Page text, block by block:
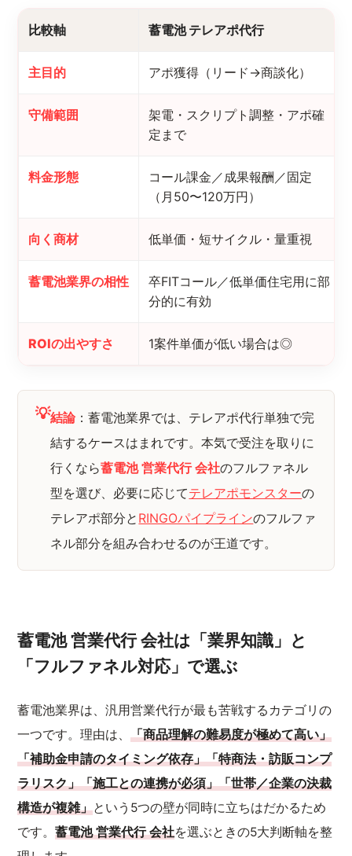
比較軸 蓄電池 テレアポ代行
主目的 アポ獲得（リード→商談化）
守備範囲
架電・スクリプト調整・アポ確
定まで
料金形態
コール課金／成果報酬／固定
（月50〜120万円）
向く商材 低単価・短サイクル・量重視
蓄電池業界の相性
卒FITコール／低単価住宅用に部
分的に有効
ROIの出やすさ 1案件単価が低い場合は◎
💡結論：蓄電池業界では、テレアポ代行単独で完
結するケースはまれです。本気で受注を取りに
行くなら蓄電池 営業代行 会社のフルファネル
型を選び、必要に応じてテレアポモンスターの
テレアポ部分と RINGOパイプラインのフルファ
ネル部分を組み合わせるのが王道です。
蓄電池 営業代行 会社は「業界知識」と
「フルファネル対応」で選ぶ
蓄電池業界は、汎用営業代行が最も苦戦するカテゴリの
一つです。理由は、「商品理解の難易度が極めて高い」
「補助金申請のタイミング依存」「特商法・訪販コンプ
ラリスク」「施工との連携が必須」「世帯／企業の決裁
構造が複雑」という5つの壁が同時に立ちはだかるため
です。蓄電池 営業代行 会社を選ぶときの5大判断軸を整